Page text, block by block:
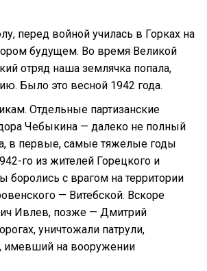
перед войной училась в Горках на
будущем. Во время Великой
отряд наша землячка попала,
Было это весной 1942 года.
Отдельные партизанские
Чебыкина — далеко не полный
в первые, самые тяжелые годы
го из жителей Горецкого и
с врагом на территории
— Витебской. Вскоре
Ивлев, позже — Дмитрий
уничтожали патрули,
имевший на вооружении